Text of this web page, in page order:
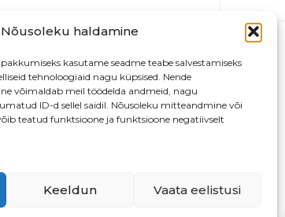
Nõusoleku haldamine
kasutame seadme teabe salvestamiseks
tehnoloogiaid nagu küpsised. Nende
võimaldab meil töödelda andmeid, nagu
ID-d sellel saidil. Nõusoleku mitteandmine või
teatud funktsioone ja funktsioone negatiivselt
Keeldun Vaata eelistusi